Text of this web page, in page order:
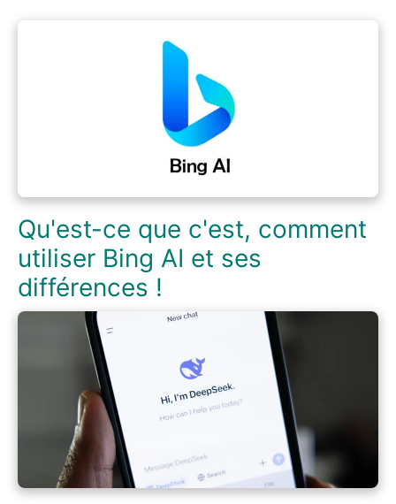
Qu'est-ce que c'est, comment
utiliser Bing AI et ses
différences !